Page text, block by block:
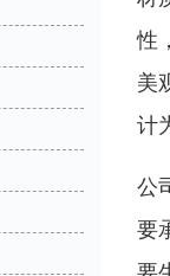
性
美
计
公
要